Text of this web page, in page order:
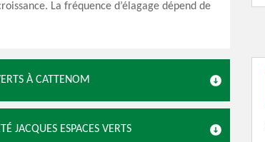
La fréquence d’élagage dépend de
À CATTENOM
JACQUES ESPACES VERTS